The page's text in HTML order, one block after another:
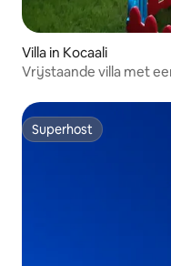
Villa in Kocaali
Vrijstaande villa met
Superhost
Superhost